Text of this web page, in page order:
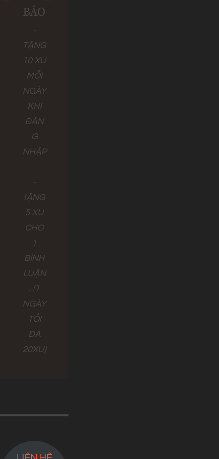
BÁO
-
TẶNG
10 XU
MỖI
NGÀY
KHI
ĐĂN
G
NHẬP
-
tẶNG
5 XU
CHO
1
BÌNH
LUẬN
. (1
NGÀY
TỐI
ĐA
20XU)